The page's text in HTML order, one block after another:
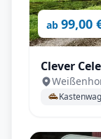
ab 99,00
Clever
Modell 26